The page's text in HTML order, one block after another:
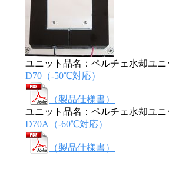
ユニット品名：ペルチェ水却ユニ
D70（-50℃対応）
（製品仕様書）
ユニット品名：ペルチェ水却ユニ
D70A（-60℃対応）
（製品仕様書）